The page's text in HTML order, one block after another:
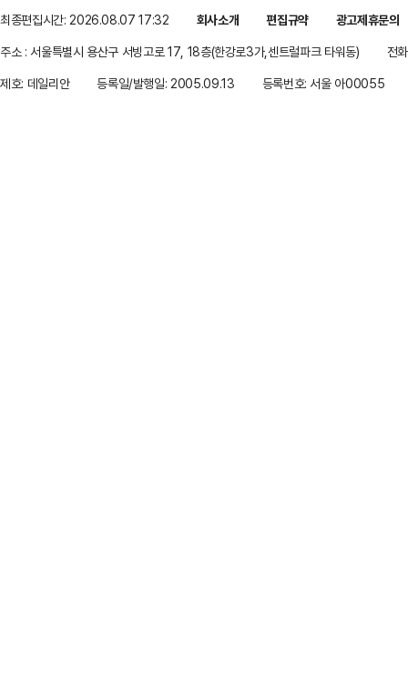
최종편집시간: 2026.08.07 17:32 회사소개 편집규약
광고제휴문의
주소 : 서울특별시 용산구 서빙고로 17, 18층(한강로3가,센트럴파크 타워동)
전
제호: 데일리안
등록일/발행일: 2005.09.13 등록번호: 서울 아00055